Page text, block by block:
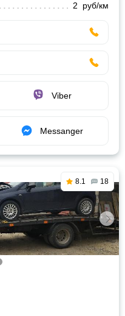
2 руб/км
Viber
Messanger
8.1 18